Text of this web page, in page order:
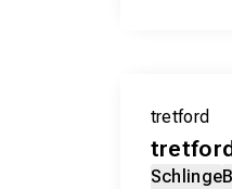
tretford
Schlinge